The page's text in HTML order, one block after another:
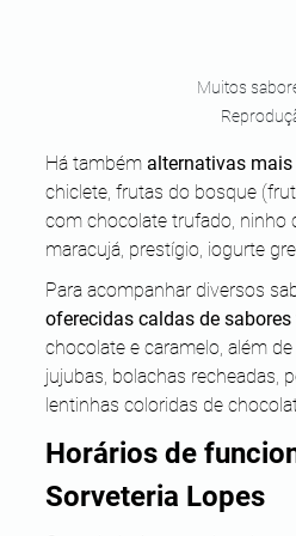
Muitos
Há também alternativas
chiclete, frutas do bosque
com chocolate trufado, ninho
maracujá, prestígio, iogurte
Para acompanhar diversos
oferecidas caldas de
chocolate e caramelo, além
jujubas, bolachas recheadas,
lentinhas coloridas de
Horários de
Sorveteria Lopes